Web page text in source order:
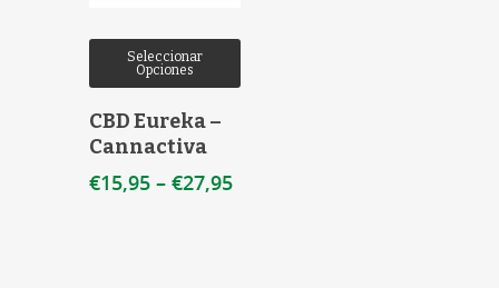
Seleccionar
Opciones
CBD Eureka –
Cannactiva
€15,95 – €27,95